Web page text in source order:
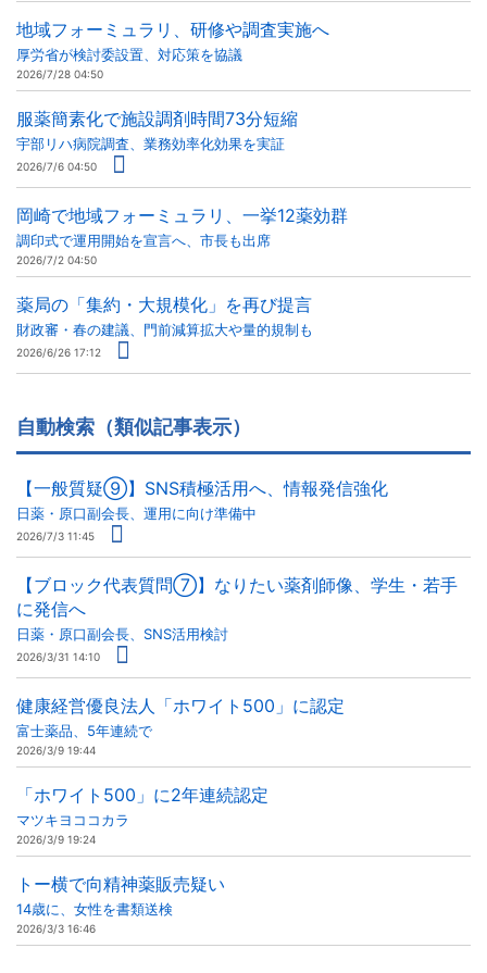
地域フォーミュラリ、研修や調査実施へ
厚労省が検討委設置、対応策を協議
2026/7/28 04:50
服薬簡素化で施設調剤時間73分短縮
宇部リハ病院調査、業務効率化効果を実証
2026/7/6 04:50
岡崎で地域フォーミュラリ、一挙12薬効群
調印式で運用開始を宣言へ、市長も出席
2026/7/2 04:50
薬局の「集約・大規模化」を再び提言
財政審・春の建議、門前減算拡大や量的規制も
2026/6/26 17:12
自動検索（類似記事表示）
【一般質疑⑨】SNS積極活用へ、情報発信強化
日薬・原口副会長、運用に向け準備中
2026/7/3 11:45
【ブロック代表質問⑦】なりたい薬剤師像、学生・若手
に発信へ
日薬・原口副会長、SNS活用検討
2026/3/31 14:10
健康経営優良法人「ホワイト500」に認定
富士薬品、5年連続で
2026/3/9 19:44
「ホワイト500」に2年連続認定
マツキヨココカラ
2026/3/9 19:24
トー横で向精神薬販売疑い
14歳に、女性を書類送検
2026/3/3 16:46